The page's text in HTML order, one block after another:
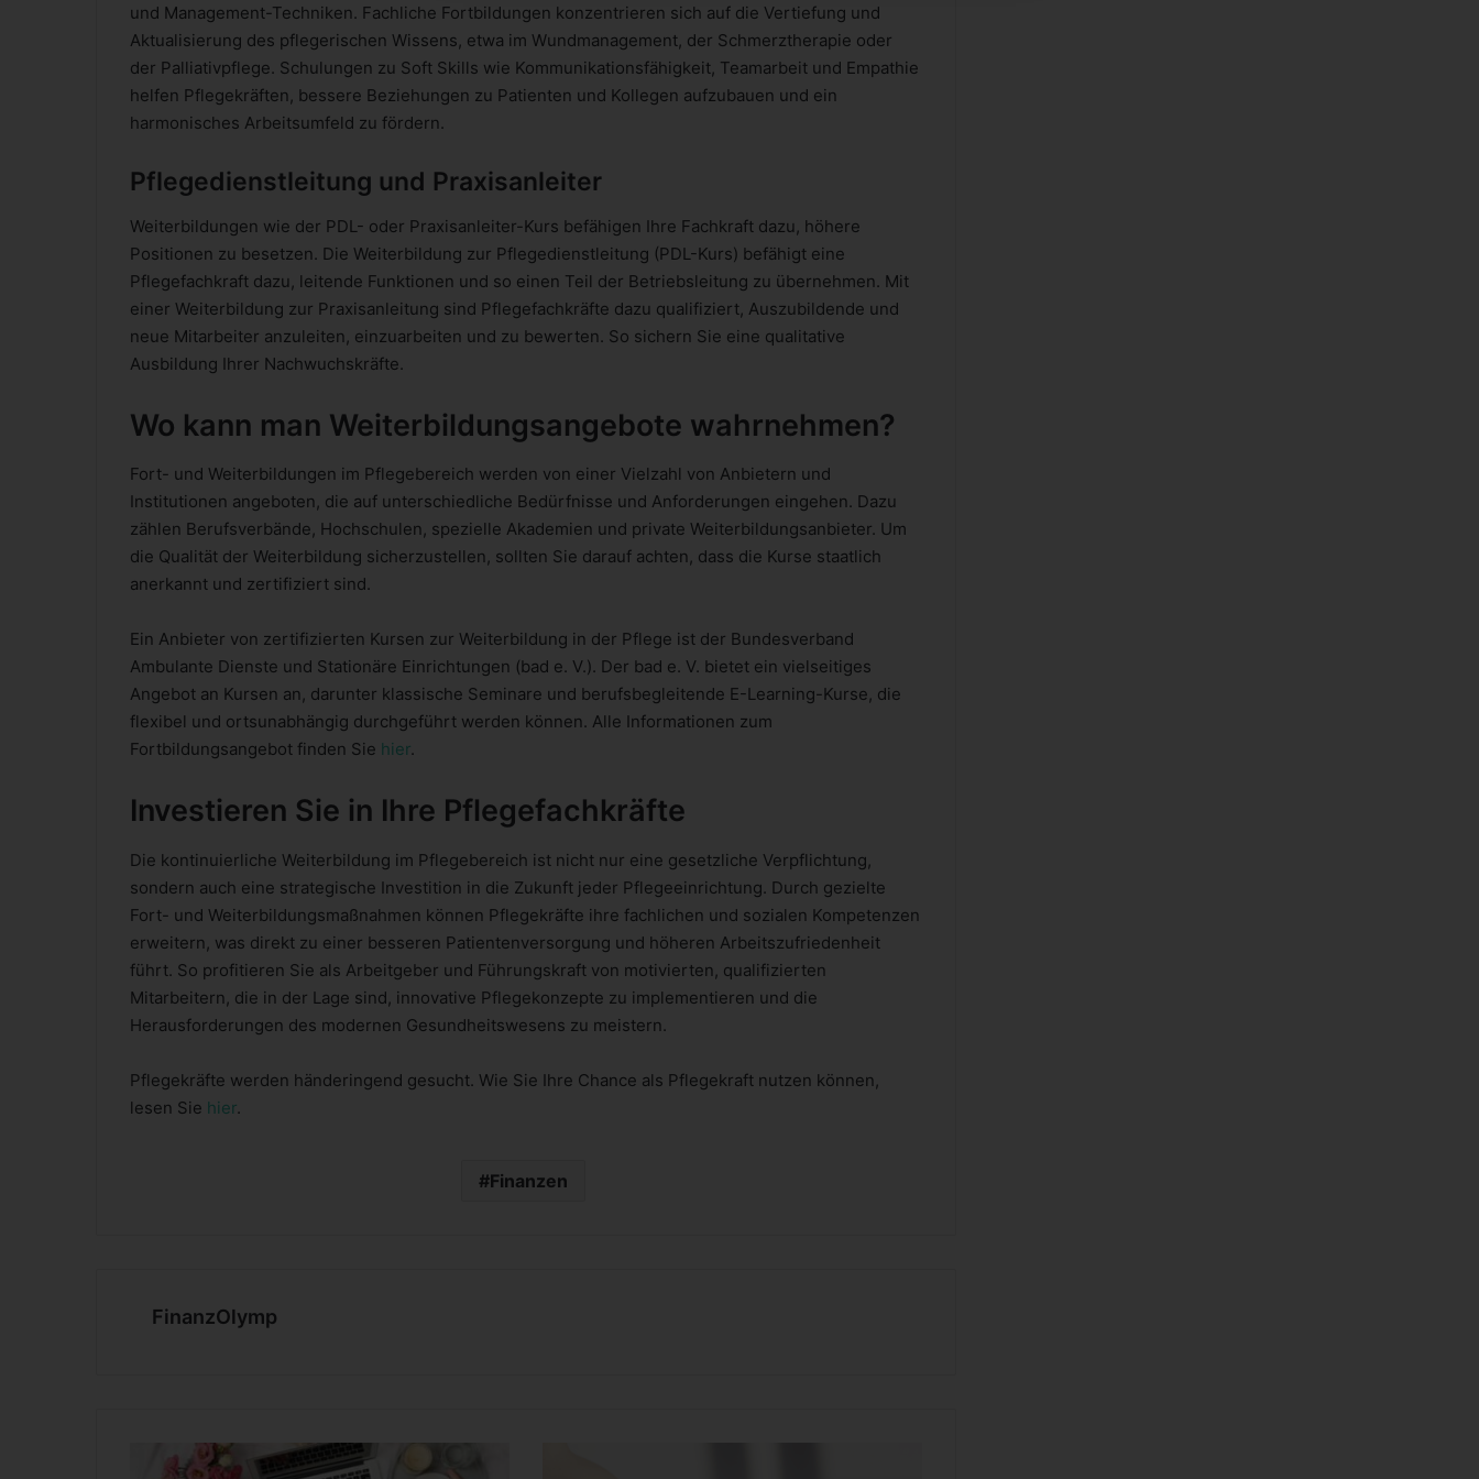
und Management-Techniken. Fachliche Fortbildungen konzentrieren sich auf die Vertiefung und
Aktualisierung des pflegerischen Wissens, etwa im Wundmanagement, der Schmerztherapie oder
der Palliativpflege. Schulungen zu Soft Skills wie Kommunikationsfähigkeit, Teamarbeit und Empathie
helfen Pflegekräften, bessere Beziehungen zu Patienten und Kollegen aufzubauen und ein
harmonisches Arbeitsumfeld zu fördern.
Pflegedienstleitung und Praxisanleiter
Weiterbildungen wie der PDL- oder Praxisanleiter-Kurs befähigen Ihre Fachkraft dazu, höhere
Positionen zu besetzen. Die Weiterbildung zur Pflegedienstleitung (PDL-Kurs) befähigt eine
Pflegefachkraft dazu, leitende Funktionen und so einen Teil der Betriebsleitung zu übernehmen. Mit
einer Weiterbildung zur Praxisanleitung sind Pflegefachkräfte dazu qualifiziert, Auszubildende und
neue Mitarbeiter anzuleiten, einzuarbeiten und zu bewerten. So sichern Sie eine qualitative
Ausbildung Ihrer Nachwuchskräfte.
Wo kann man Weiterbildungsangebote wahrnehmen?
Fort- und Weiterbildungen im Pflegebereich werden von einer Vielzahl von Anbietern und
Institutionen angeboten, die auf unterschiedliche Bedürfnisse und Anforderungen eingehen. Dazu
zählen Berufsverbände, Hochschulen, spezielle Akademien und private Weiterbildungsanbieter. Um
die Qualität der Weiterbildung sicherzustellen, sollten Sie darauf achten, dass die Kurse staatlich
anerkannt und zertifiziert sind.
Ein Anbieter von zertifizierten Kursen zur Weiterbildung in der Pflege ist der Bundesverband
Ambulante Dienste und Stationäre Einrichtungen (bad e. V.). Der bad e. V. bietet ein vielseitiges
Angebot an Kursen an, darunter klassische Seminare und berufsbegleitende E-Learning-Kurse, die
flexibel und ortsunabhängig durchgeführt werden können. Alle Informationen zum
Fortbildungsangebot finden Sie hier.
Investieren Sie in Ihre Pflegefachkräfte
Die kontinuierliche Weiterbildung im Pflegebereich ist nicht nur eine gesetzliche Verpflichtung,
sondern auch eine strategische Investition in die Zukunft jeder Pflegeeinrichtung. Durch gezielte
Fort- und Weiterbildungsmaßnahmen können Pflegekräfte ihre fachlichen und sozialen Kompetenzen
erweitern, was direkt zu einer besseren Patientenversorgung und höheren Arbeitszufriedenheit
führt. So profitieren Sie als Arbeitgeber und Führungskraft von motivierten, qualifizierten
Mitarbeitern, die in der Lage sind, innovative Pflegekonzepte zu implementieren und die
Herausforderungen des modernen Gesundheitswesens zu meistern.
Pflegekräfte werden händeringend gesucht. Wie Sie Ihre Chance als Pflegekraft nutzen können,
lesen Sie hier.
Finanzen
FinanzOlymp